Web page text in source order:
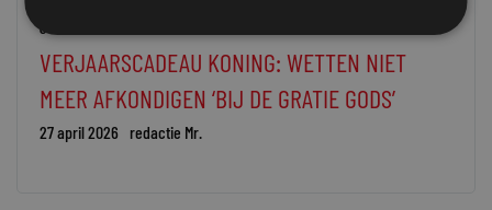
JURIDISCH NIEUWS
VERJAARSCADEAU KONING: WETTEN NIET
MEER AFKONDIGEN ‘BIJ DE GRATIE GODS’
27 april 2026 redactie Mr.